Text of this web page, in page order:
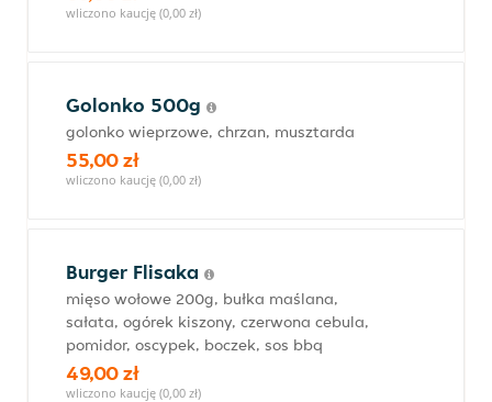
wliczono kaucję (0,00 zł)
Golonko 500g
golonko wieprzowe, chrzan, musztarda
55,00 zł
wliczono kaucję (0,00 zł)
Burger Flisaka
mięso wołowe 200g, bułka maślana,
sałata, ogórek kiszony, czerwona cebula,
pomidor, oscypek, boczek, sos bbq
49,00 zł
wliczono kaucję (0,00 zł)